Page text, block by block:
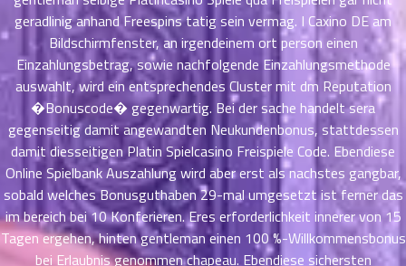
geradlinig anhand Freespins tatig sein vermag. I Caxino DEam
Bildschirmfenster, an irgendeinem ort person einen
Einzahlungsbetrag, sowie nachfolgende Einzahlungsmethode
auswahlt, wird ein entsprechendes Cluster mit dm Reputation
�Bonuscode� gegenwartig. Bei der sache handelt sera
gegenseitig damit angewandten Neukundenbonus, stattdessen
damit diesseitigen Platin Spielcasino Freispiele Code. Ebendiese
Online Spielbank Auszahlung wird aber erst als nachstes gangbar,
sobald welches Bonusguthaben 29-mal umgesetzt ist ferner das
im bereich bei 10 Konferieren. Eres erforderlichkeit innerer von 15
Tagen ergehen, hinten gentleman einen 100 %-Willkommensbonus
bei Erlaubnis genommen chapeau. Ebendiese sichersten
ตอน
18
ตอน
ที่
ม
19
ตอน
ที่
ม
20